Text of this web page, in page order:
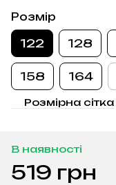
Розмір
122 128
158 164
Розмірна сітка
В наявності
519 грн